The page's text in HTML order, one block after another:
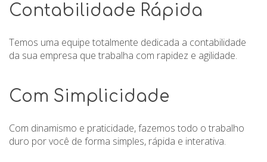
Contabilidade Rápida
Temos uma equipe totalmente dedicada a contabilidade
da sua empresa que trabalha com rapidez e agilidade.
Com Simplicidade
Com dinamismo e praticidade, fazemos todo o trabalho
duro por você de forma simples, rápida e interativa.